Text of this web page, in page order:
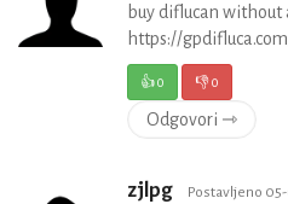
buy diflucan without
https://
👍0 👎0
Odgovori ⇾
zjlpg Postavljeno